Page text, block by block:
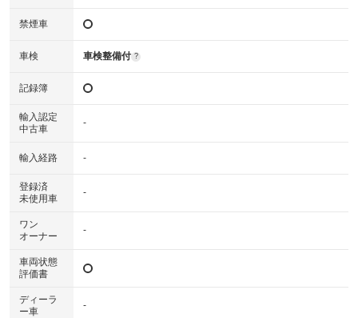
禁煙車
車検 車検整備付 ?
記録簿
輸入認定
中古車
-
輸入経路 -
登録済
未使用車
-
ワン
オーナー
-
車両状態
評価書
ディーラ
ー車
-